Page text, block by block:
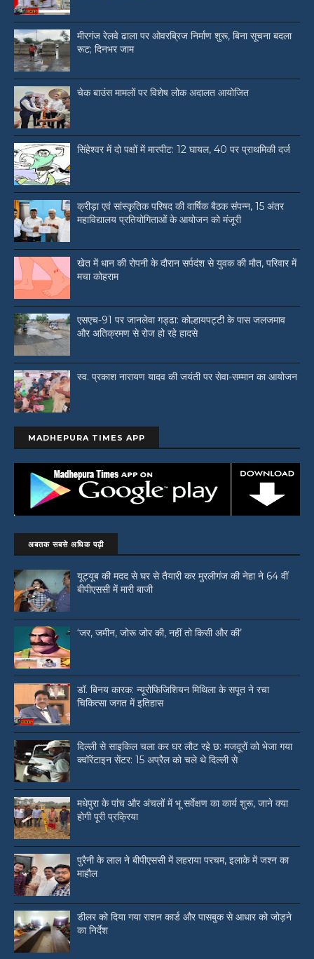
मीरगंज रेलवे ढाला पर ओवरब्रिज निर्माण शुरू, बिना सूचना बदला
रूट; दिनभर जाम
चेक बाउंस मामलों पर विशेष लोक अदालत आयोजित
सिंहेश्वर में दो पक्षों में मारपीट: 12 घायल, 40 पर प्राथमिकी दर्ज
क्रीड़ा एवं सांस्कृतिक परिषद की वार्षिक बैठक संपन्न, 15 अंतर
महाविद्यालय प्रतियोगिताओं के आयोजन को मंजूरी
खेत में धान की रोपनी के दौरान सर्पदंश से युवक की मौत, परिवार में
मचा कोहराम
एसएच-91 पर जानलेवा गड्ढा: कोल्हायपट्टी के पास जलजमाव
और अतिक्रमण से रोज हो रहे हादसे
स्व. प्रकाश नारायण यादव की जयंती पर सेवा-सम्मान का आयोजन
MADHEPURA TIMES APP
अबतक सबसे अधिक पढ़ी
यूट्यूब की मदद से घर से तैयारी कर मुरलीगंज की नेहा ने 64 वीं
बीपीएससी में मारी बाजी
‘जर, जमीन, जोरू जोर की, नहीं तो किसी और की’
डॉ. बिनय कारक: न्यूरोफिजिशियन मिथिला के सपूत ने रचा
चिकित्सा जगत में इतिहास
दिल्ली से साइकिल चला कर घर लौट रहे छ: मजदूरों को भेजा गया
क्वॉरेंटाइन सेंटर: 15 अप्रैल को चले थे दिल्ली से
मधेपुरा के पांच और अंचलों में भू सर्वेक्षण का कार्य शुरू, जाने क्या
होगी पूरी प्रक्रिया
पुरैनी के लाल ने बीपीएससी में लहराया परचम, इलाके में जश्न का
माहौल
डीलर को दिया गया राशन कार्ड और पासबुक से आधार को जोड़ने
का निर्देश